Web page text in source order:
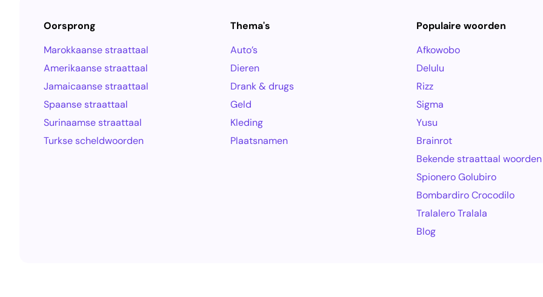
Oorsprong
Marokkaanse straattaal
Amerikaanse straattaal
Jamaicaanse straattaal
Spaanse straattaal
Surinaamse straattaal
Turkse scheldwoorden
Thema's
Auto’s
Dieren
Drank & drugs
Geld
Kleding
Plaatsnamen
Populaire woorden
Afkowobo
Delulu
Rizz
Sigma
Yusu
Brainrot
Bekende straattaal woorden
Spionero Golubiro
Bombardiro Crocodilo
Tralalero Tralala
Blog